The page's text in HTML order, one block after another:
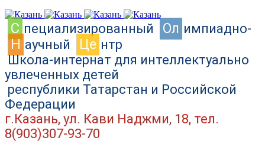
C пециализированный Ол импиадно-
Н аучный Це нтр
Школа-интернат для интеллектуально
увлеченных детей
республики Татарстан и Российской
Федерации
г.Казань, ул. Кави Наджми, 18, тел.
8(903)307-93-70